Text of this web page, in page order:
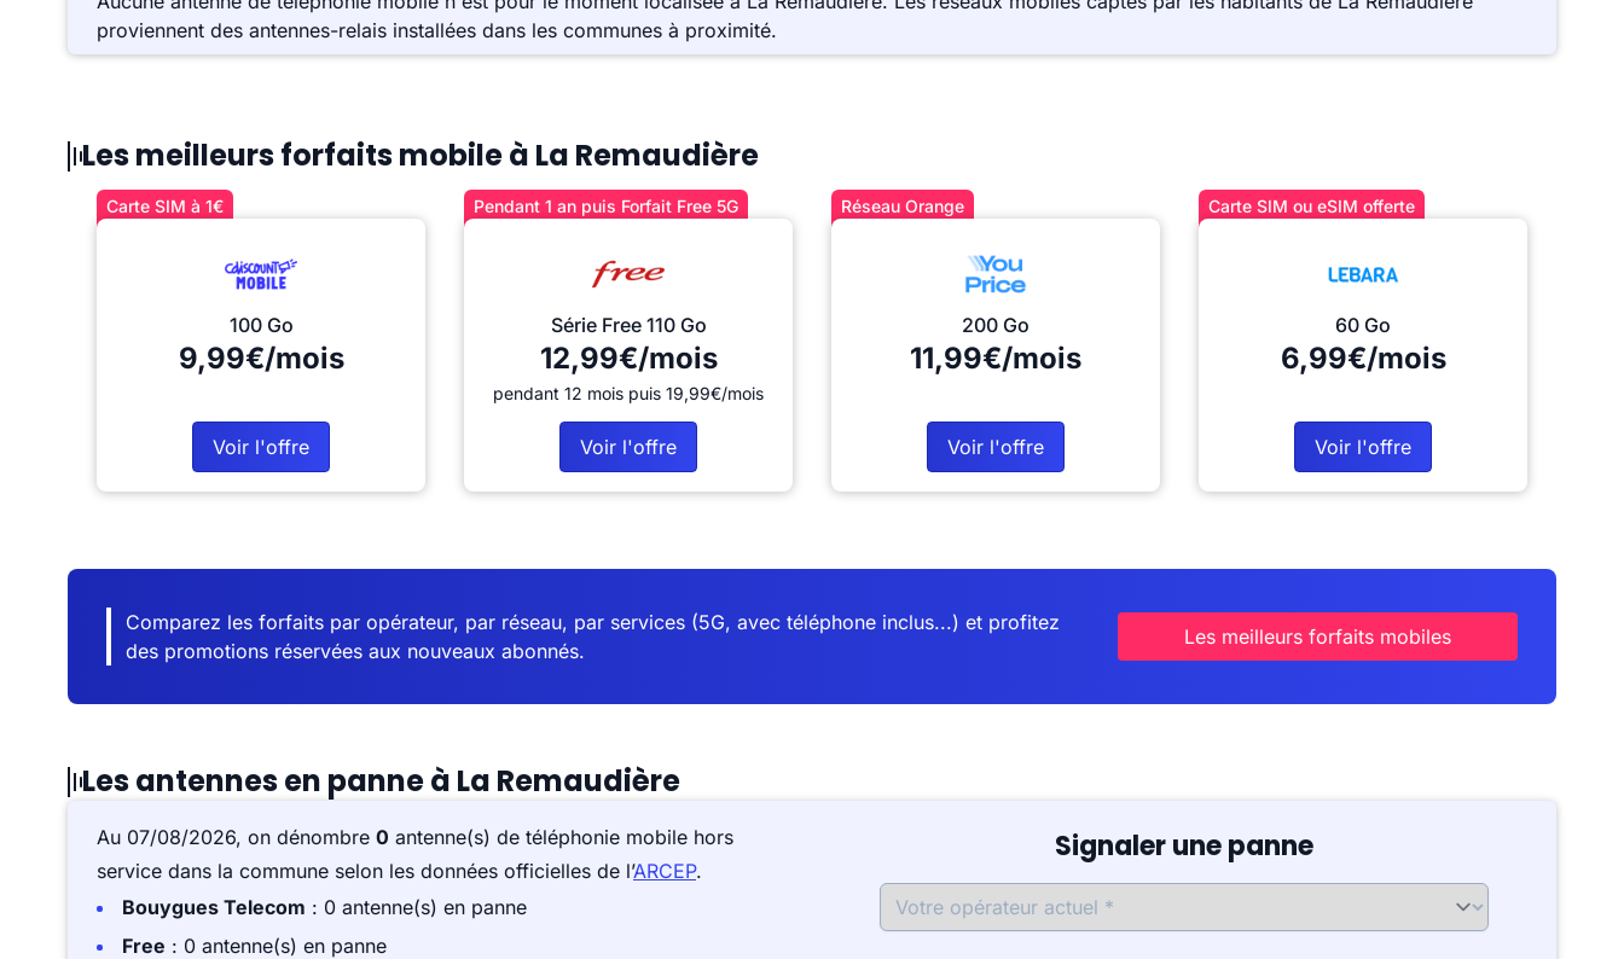
proviennent des antennes-relais installées dans les communes à proximité.
Les meilleurs forfaits mobile à La Remaudière
Carte SIM à 1€
100 Go
9,99€/mois
Voir l'offre
Pendant 1 an puis Forfait Free 5G
Série Free 110 Go
12,99€/mois
pendant 12 mois puis 19,99€/mois
Voir l'offre
Réseau Orange
200 Go
11,99€/mois
Voir l'offre
Carte SIM ou eSIM offerte
60 Go
6,99€/mois
Voir l'offre
Comparez les forfaits par opérateur, par réseau, par services (5G, avec téléphone inclus...) et profitez
des promotions réservées aux nouveaux abonnés.
Les meilleurs forfaits mobiles
Les antennes en panne à La Remaudière
Au 07/08/2026, on dénombre 0 antenne(s) de téléphonie mobile hors
service dans la commune selon les données officielles de l’ARCEP.
Bouygues Telecom : 0 antenne(s) en panne
Free : 0 antenne(s) en panne
Signaler une panne